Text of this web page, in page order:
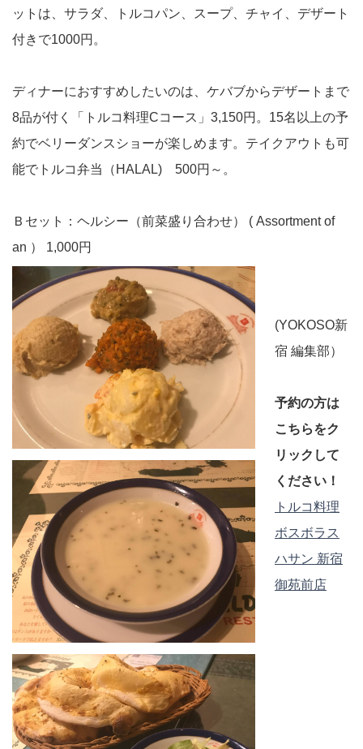
ットは、サラダ、トルコパン、スープ、チャイ、デザート
付きで1000円。
ディナーにおすすめしたいのは、ケバブからデザートまで
8品が付く「トルコ料理Cコース」3,150円。15名以上の予
約でベリーダンスショーが楽しめます。テイクアウトも可
能でトルコ弁当（HALAL) 500円～。
Ｂセット：ヘルシー（前菜盛り合わせ） ( Assortment of
an ） 1,000円
(YOKOSO新
宿 編集部）
予約の方は
こちらをク
リックして
ください！
トルコ料理
ボスボラス
ハサン 新宿
御苑前店